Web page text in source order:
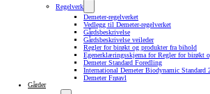
Regelverk
Demeter-regelverket
Vedlegg til Demeter-regelverket
Gårdsbeskrivelse
Gårdsbeskrivelse veileder
Regler for birøkt og produkter fra bihold
Egenerklæringsskjema for Regler for birøkt
Demeter Standard Foredling
International Demeter Biodynamic Standard
Demeter Frøavl
Gårder